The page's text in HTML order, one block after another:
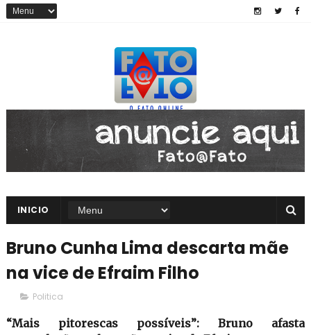
INICIO
Bruno Cunha Lima descarta mãe
na vice de Efraim Filho
Politica
“Mais pitorescas possíveis”: Bruno afasta